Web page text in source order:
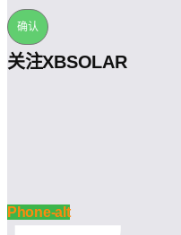
确认
关注XBSOLAR
Phone-alt